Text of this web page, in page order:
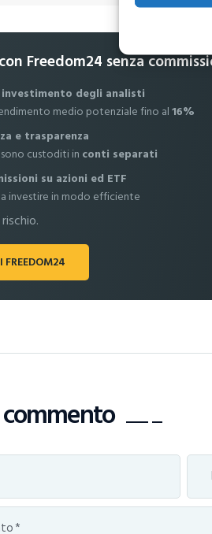
Freedom24 senza
degli analisti
medio potenziale fino al16%
e trasparenza
custoditi in conti separati
su azioni ed ETF
investire in modo efficiente
FREEDOM24
commento